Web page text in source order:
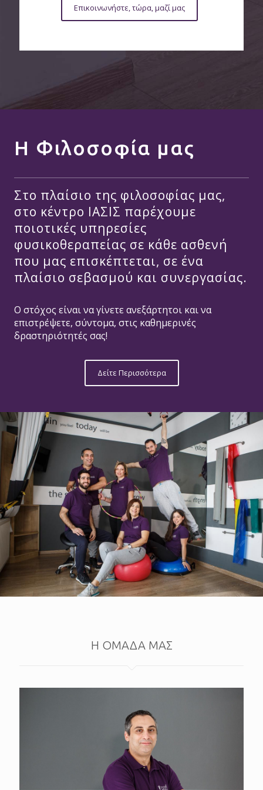
Επικοινωνήστε, τώρα, μαζί μας
ΙΑΣΙΣ
Επισκεφθείτε το κέντρο ΙΑΣΙΣ, στα
Πεύκα Θεσσαλονίκης, για να
φυσικοθεραπείας που χρειάζεστε
βάσει των αναγκών σας!
Επικοινωνήστε, τώρα, μαζί μας
Η Φιλοσοφία μας
Στο πλαίσιο της φιλοσοφίας μας,
στο κέντρο ΙΑΣΙΣ παρέχουμε
ποιοτικές υπηρεσίες
φυσικοθεραπείας σε κάθε ασθενή
που μας επισκέπτεται, σε ένα
πλαίσιο σεβασμού και συνεργασίας.
Ο στόχος είναι να γίνετε ανεξάρτητοι και να
επιστρέψετε, σύντομα, στις καθημερινές
δραστηριότητές σας!
Δείτε Περισσότερα
Η ΟΜΑΔΑ ΜΑΣ